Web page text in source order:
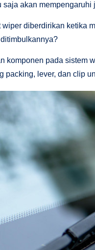
saja akan
diberdirikan ketika
komponen pada sistem
packing, lever, dan clip